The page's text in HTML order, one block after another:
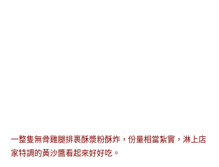
一整隻無骨雞腿排裹酥漿粉酥炸，份量相當紮實，淋上店
家特調的黃沙醬看起來好好吃。